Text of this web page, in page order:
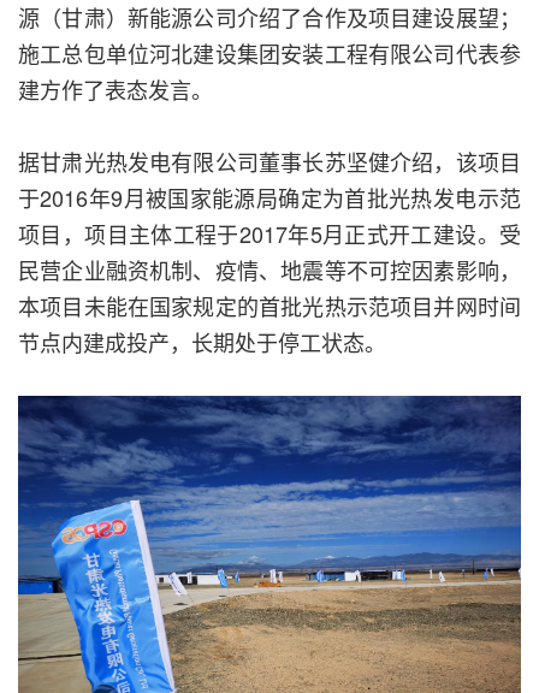
源（甘肃）新能源公司介绍了合作及项目建设展望；
施工总包单位河北建设集团安装工程有限公司代表参
建方作了表态发言。
据甘肃光热发电有限公司董事长苏坚健介绍，该项目
于2016年9月被国家能源局确定为首批光热发电示范
项目，项目主体工程于2017年5月正式开工建设。受
民营企业融资机制、疫情、地震等不可控因素影响，
本项目未能在国家规定的首批光热示范项目并网时间
节点内建成投产，长期处于停工状态。